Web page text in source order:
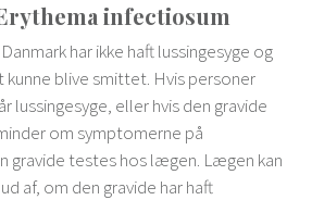
infectiosum
har ikke haft lussingesyge og
kunne blive smittet. Hvis personer
lussingesyge, eller hvis den gravide
om symptomerne på
gravide testes hos lægen. Lægen kan
af, om den gravide har haft